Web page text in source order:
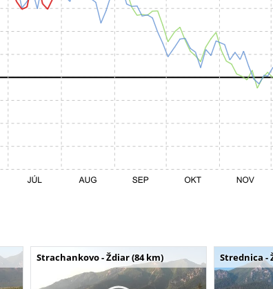
Strachankovo - Ždiar (84 km) Strednica -